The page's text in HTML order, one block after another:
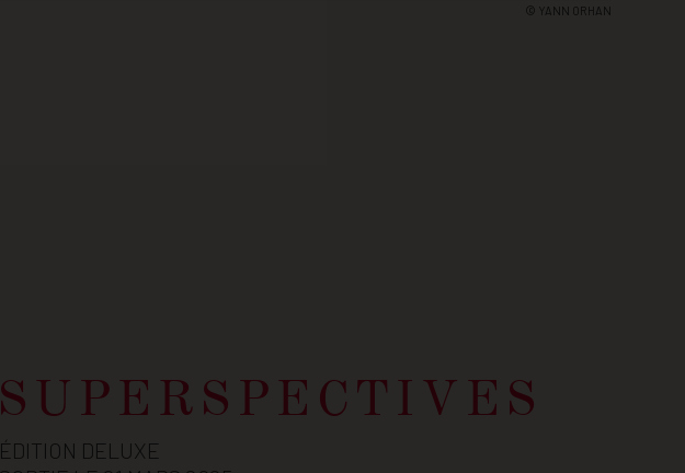
© YANN ORHAN
SUPERSPECTIVES
ÉDITION DELUXE